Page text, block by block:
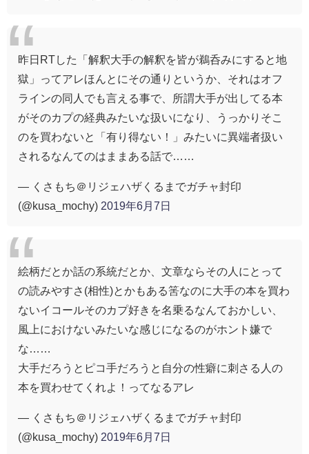
昨日RTした「解釈大手の解釈を皆が鵜呑みにすると地
獄」ってアレほんとにその通りというか、それはオフ
ラインの同人でも言える事で、所謂大手が出してる本
がそのカプの経典みたいな扱いになり、うっかりそこ
のを買わないと「有り得ない！」みたいに異端者扱い
されるなんてのはままある話で……
— くさもち＠リジェハザくるまでガチャ封印
(@kusa_mochy) 2019年6月7日
絵柄だとか話の系統だとか、文章ならその人にとって
の読みやすさ(相性)とかもある筈なのに大手の本を買わ
ないイコールそのカプ好きを名乗るなんておかしい、
風上におけないみたいな感じになるのがホント嫌で
な……
大手だろうとピコ手だろうと自分の性癖に刺さる人の
本を買わせてくれよ！ってなるアレ
— くさもち＠リジェハザくるまでガチャ封印
(@kusa_mochy) 2019年6月7日